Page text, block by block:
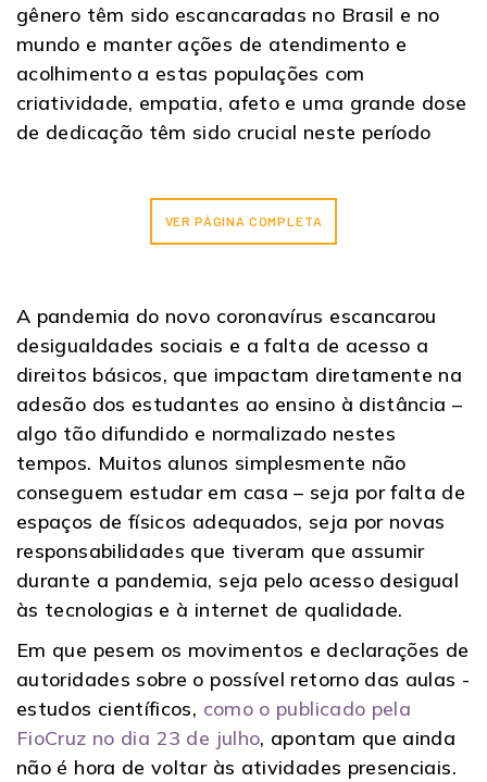
gênero têm sido escancaradas no Brasil e no
mundo e manter ações de atendimento e
acolhimento a estas populações com
criatividade, empatia, afeto e uma grande dose
de dedicação têm sido crucial neste período
VER PÁGINA COMPLETA
A pandemia do novo coronavírus escancarou
desigualdades sociais e a falta de acesso a
direitos básicos, que impactam diretamente na
adesão dos estudantes ao ensino à distância –
algo tão difundido e normalizado nestes
tempos. Muitos alunos simplesmente não
conseguem estudar em casa – seja por falta de
espaços de físicos adequados, seja por novas
responsabilidades que tiveram que assumir
durante a pandemia, seja pelo acesso desigual
às tecnologias e à internet de qualidade.
Em que pesem os movimentos e declarações de
autoridades sobre o possível retorno das aulas -
estudos científicos, como o publicado pela
FioCruz no dia 23 de julho, apontam que ainda
não é hora de voltar às atividades presenciais.